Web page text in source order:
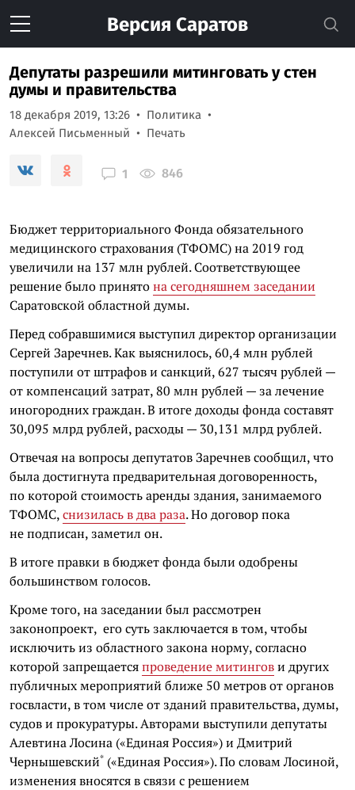
Версия Саратов
Депутаты разрешили митинговать у стен
думы и правительства
18 декабря 2019, 13:26
Политика
Алексей Письменный
Печать
1 846
Бюджет территориального Фонда обязательного
медицинского страхования (ТФОМС) на 2019 год
увеличили на 137 млн рублей. Соответствующее
решение было принятона сегодняшнем заседании
Саратовской областной думы.
Перед собравшимися выступил директор организации
Сергей Заречнев. Как выяснилось, 60,4 млн рублей
поступили от штрафов и санкций, 627 тысяч рублей —
от компенсаций затрат, 80 млн рублей — за лечение
иногородних граждан. В итоге доходы фонда составят
30,095 млрд рублей, расходы — 30,131 млрд рублей.
Отвечая на вопросы депутатов Заречнев сообщил, что
была достигнута предварительная договоренность,
по которой стоимость аренды здания, занимаемого
ТФОМС,снизилась в два раза. Но договор пока
не подписан, заметил он.
В итоге правки в бюджет фонда были одобрены
большинством голосов.
Кроме того, на заседании был рассмотрен
законопроект, его суть заключается в том, чтобы
исключить из областного закона норму, согласно
которой запрещаетсяпроведение митингови других
публичных мероприятий ближе 50 метров от органов
госвласти, в том числе от зданий правительства, думы,
судов и прокуратуры. Авторами выступили депутаты
Алевтина Лосина («Единая Россия») и Дмитрий
Чернышевский* («Единая Россия»). По словам Лосиной,
изменения вносятся в связи с решением